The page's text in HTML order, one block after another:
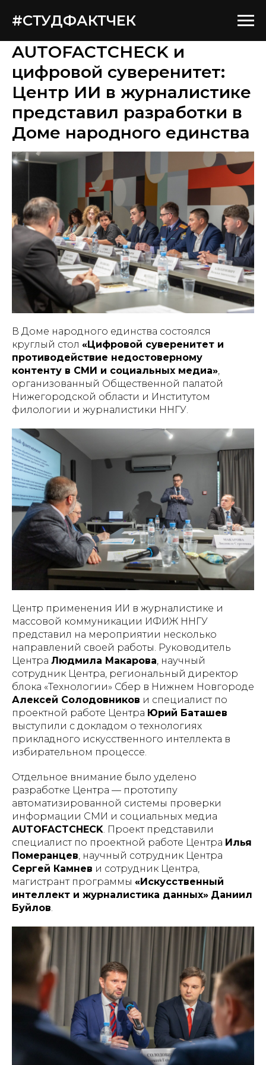
#СТУДФАКТЧЕК
AUTOFACTCHECK и
цифровой суверенитет:
Центр ИИ в журналистике
представил разработки в
Доме народного единства
В Доме народного единства состоялся
круглый стол «Цифровой суверенитет и
противодействие недостоверному
контенту в СМИ и социальных медиа»,
организованный Общественной палатой
Нижегородской области и Институтом
филологии и журналистики ННГУ.
Центр применения ИИ в журналистике и
массовой коммуникации ИФИЖ ННГУ
представил на мероприятии несколько
направлений своей работы. Руководитель
Центра Людмила Макарова, научный
сотрудник Центра, региональный директор
блока «Технологии» Сбер в Нижнем Новгороде
Алексей Солодовников и специалист по
проектной работе Центра Юрий Баташев
выступили с докладом о технологиях
прикладного искусственного интеллекта в
избирательном процессе.
Отдельное внимание было уделено
разработке Центра — прототипу
автоматизированной системы проверки
информации СМИ и социальных медиа
AUTOFACTCHECK. Проект представили
специалист по проектной работе Центра Илья
Померанцев, научный сотрудник Центра
Сергей Камнев и сотрудник Центра,
магистрант программы «Искусственный
интеллект и журналистика данных» Даниил
Буйлов.